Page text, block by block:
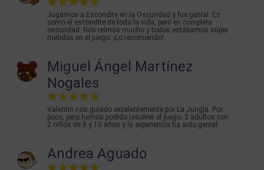
Jugamos a Escondite en la Oscuridad y fue genial. Es
como el escondite de toda la vida, pero en completa
oscuridad. Nos reímos mucho y todos estábamos súper
metidos en el juego. ¡Lo recomiendo!
Miguel Ángel Martínez
Nogales
Valentin nos guiado excelentemente por La Jungla. Por
poco, pero hemos podido resolver el juego. 2 adultos con
2 niños de 8 y 10 años y la experiencia ha sido genial.
Andrea Aguado